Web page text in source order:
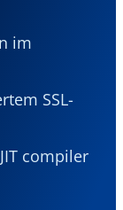
im
SSL-
compiler